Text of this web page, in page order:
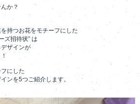
か？
持つお花をモチーフにした
ズ招待状” は
ザインが
にした
ンを5つご紹介します。